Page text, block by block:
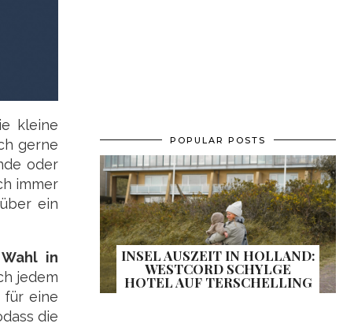
kleine
gerne
oder
immer
ein
in
jedem
für eine
die
POPULAR POSTS
INSEL AUSZEIT IN HOLLAND:
WESTCORD SCHYLGE
HOTEL AUF TERSCHELLING